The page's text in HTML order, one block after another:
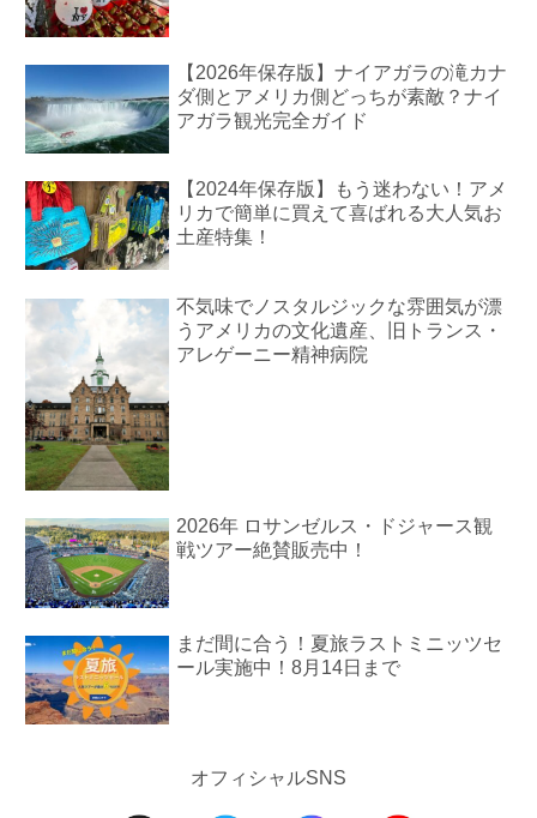
【2026年保存版】ナイアガラの滝カナ
ダ側とアメリカ側どっちが素敵？ナイ
アガラ観光完全ガイド
【2024年保存版】もう迷わない！アメ
リカで簡単に買えて喜ばれる大人気お
土産特集！
不気味でノスタルジックな雰囲気が漂
うアメリカの文化遺産、旧トランス・
アレゲーニー精神病院
2026年 ロサンゼルス・ドジャース観
戦ツアー絶賛販売中！
まだ間に合う！夏旅ラストミニッツセ
ール実施中！8月14日まで
オフィシャルSNS